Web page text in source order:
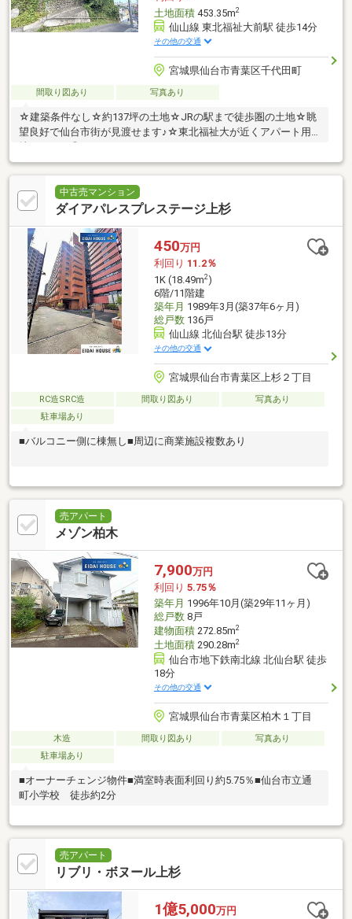
土地面積453.35m2
仙山線 東北福祉大前駅 徒歩14分
その他の交通
宮城県仙台市青葉区千代田町
間取り図あり 写真あり
☆建築条件なし☆約137坪の土地☆JRの駅まで徒歩圏の土地☆眺
望良好で仙台市街が見渡せます♪☆東北福祉大が近くアパート用
中古売マンション
ダイアパレスプレステージ上杉
450万円
利回り 11.2％
1K (18.49m2)
6階/11階建
築年月 1989年3月(築37年6ヶ月)
総戸数136戸
仙山線 北仙台駅 徒歩13分
その他の交通
宮城県仙台市青葉区上杉２丁目
RC造SRC造 間取り図あり
写真あり
駐車場あり
■バルコニー側に棟無し■周辺に商業施設複数あり
売アパート
メゾン柏木
7,900万円
利回り 5.75％
築年月 1996年10月(築29年11ヶ月)
総戸数8戸
建物面積272.85m2
土地面積290.28m2
仙台市地下鉄南北線 北仙台駅 徒歩
18分
その他の交通
宮城県仙台市青葉区柏木１丁目
木造 間取り図あり
写真あり
駐車場あり
■オーナーチェンジ物件■満室時表面利回り約5.75％■仙台市立通
町小学校 徒歩約2分
売アパート
リブリ・ボヌール上杉
1億5,000万円